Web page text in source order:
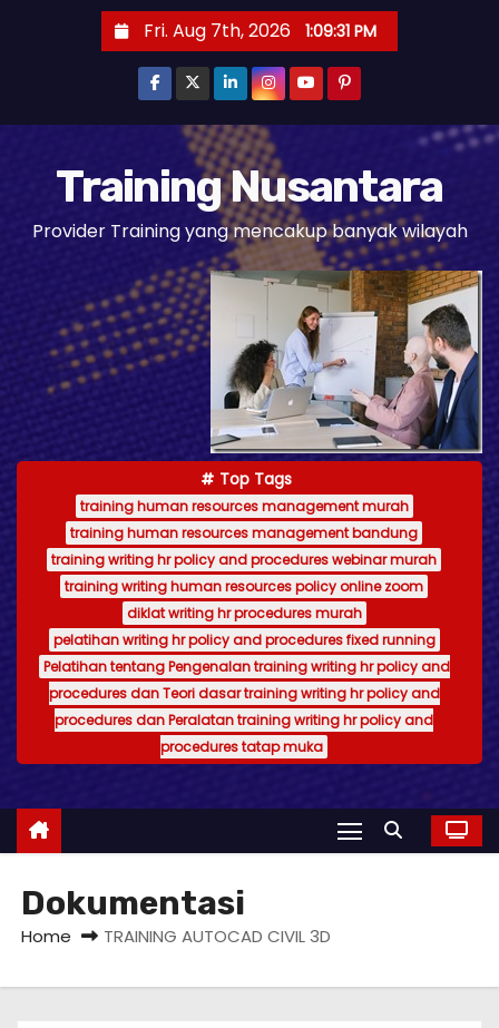
t
Fri. Aug 7th, 2026 1:09:33 PM
Training Nusantara
Provider Training yang mencakup banyak wilayah
Top Tags
training human resources management murah
training human resources management bandung
training writing hr policy and procedures webinar murah
training writing human resources policy online zoom
diklat writing hr procedures murah
pelatihan writing hr policy and procedures fixed running
Pelatihan tentang Pengenalan training writing hr policy and
procedures dan Teori dasar training writing hr policy and
procedures dan Peralatan training writing hr policy and
procedures tatap muka
Dokumentasi
Home TRAINING AUTOCAD CIVIL 3D